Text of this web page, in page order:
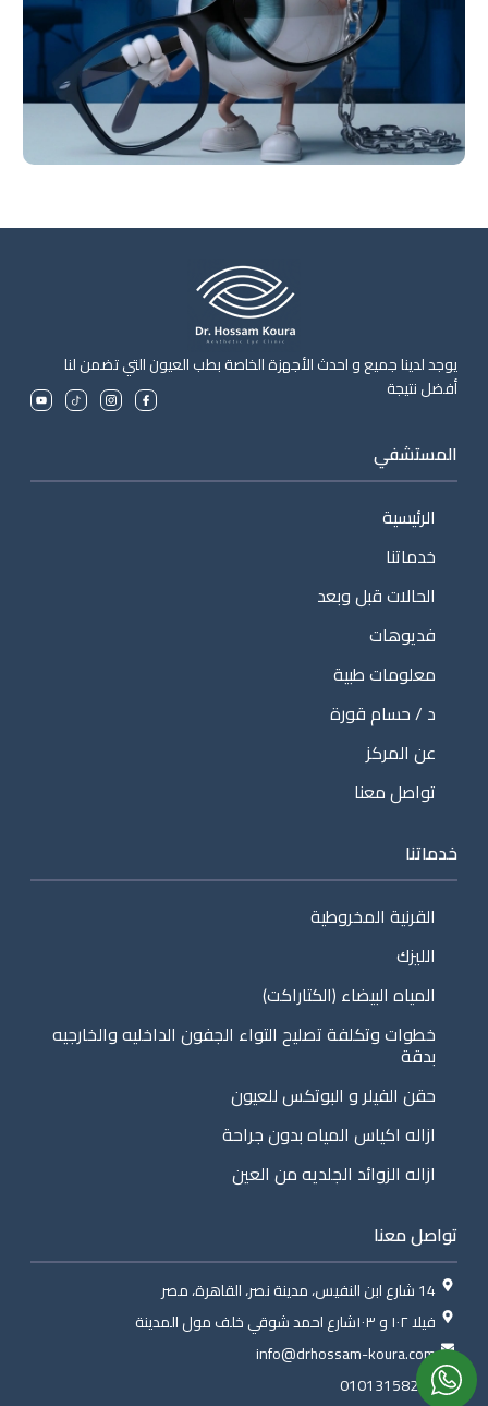
يوجد لدينا جميع و احدث الأجهزة الخاصة بطب العيون التي تضمن لنا
أفضل نتيجة
المستشفي
الرئيسية
خدماتنا
الحالات قبل وبعد
فديوهات
معلومات طبية
د / حسام قورة
عن المركز
تواصل معنا
خدماتنا
القرنية المخروطية
الليزك
المياه البيضاء (الكتاراكت)
خطوات وتكلفة تصليح التواء الجفون الداخليه والخارجيه
بدقة
حقن الفيلر و البوتكس للعيون
ازاله اكياس المياه بدون جراحة
ازاله الزوائد الجلديه من العين
تواصل معنا
14 شارع ابن النفيس، مدينة نصر، القاهرة، مصر
فيلا ١٠٢ و ١٠٣شارع احمد شوقي خلف مول المدينة
info@drhossam-koura.com
01013158260